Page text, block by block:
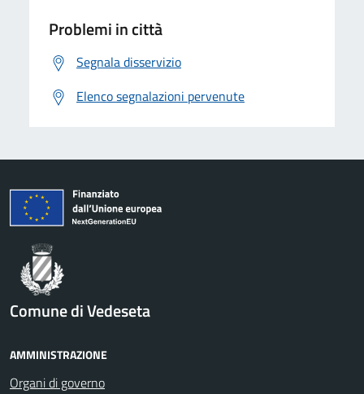
Problemi in città
Segnala disservizio
Elenco segnalazioni pervenute
Comune di Vedeseta
AMMINISTRAZIONE
Organi di governo